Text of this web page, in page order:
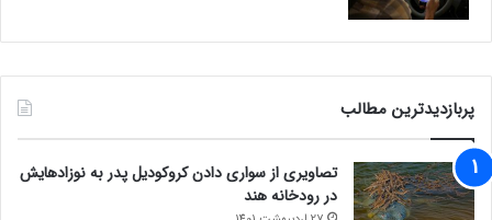
پربازدیدترین مطالب
تصاویری از سواری دادن کروکودیل پدر به نوزادهایش
در رودخانه هند